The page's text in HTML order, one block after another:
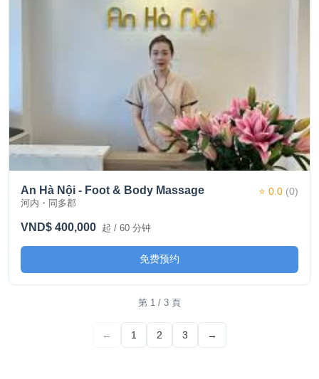
An Hà Nội - Foot & Body Massage
河内・同多郡
⭐ 0.0 (0)
VND$ 400,000 起 / 60 分钟
免费预约
第 1 / 3 頁
← 1 2 3 →